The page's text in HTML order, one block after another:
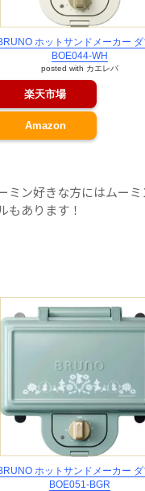
ホットサンドメーカー
BOE044-WH
posted with カエレバ
楽天市場
Amazon
ミン好きな方にはムーミ
もあります！
ホットサンドメーカー
BOE051-BGR